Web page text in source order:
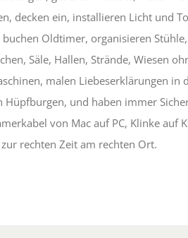
decken ein, installieren Licht und
Oldtimer, organisieren
Säle, Hallen, Strände, Wiesen
malen Liebeserklärungen in
Hüpfburgen, und haben immer
von Mac auf PC, Klinke auf
rechten Zeit am rechten Ort.